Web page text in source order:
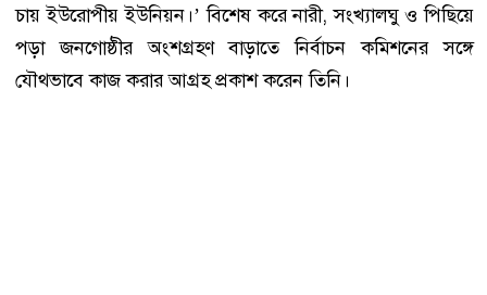
চায় ইউরোপীয় ইউনিয়ন।’ বিশেষ করে নারী, সংখ্যালঘু ও পিছিয়ে
পড়া জনগোষ্ঠীর অংশগ্রহণ বাড়াতে নির্বাচন কমিশনের সঙ্গে
যৌথভাবে কাজ করার আগ্রহ প্রকাশ করেন তিনি।